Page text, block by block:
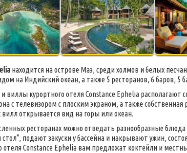
находится на острове Маэ, среди холмов и белых
на Индийский океан, а также 5 ресторанов, 6 баров, 5
виллы курортного отеля Constance Ephelia располагают
с телевизором с плоским экраном, а также
вилл открывается вид на горы или океан.
ресторанах можно отведать разнообразные
подают закуски у бассейна и накрывают ужин,
отеля Constance Ephelia вам предложат коктейли и